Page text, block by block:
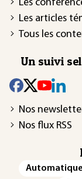
Les
Les articles
Tous les
Un suivi
Nos
Nos flux RSS